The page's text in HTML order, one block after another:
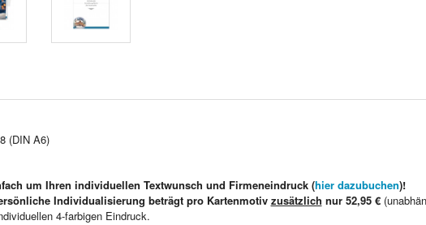
(DIN A6)
um Ihren individuellen Textwunsch und Firmeneindruck (hier dazubuchen)!
Individualisierung beträgt pro Kartenmotiv zusätzlich nur 52,95 €
4-farbigen Eindruck.